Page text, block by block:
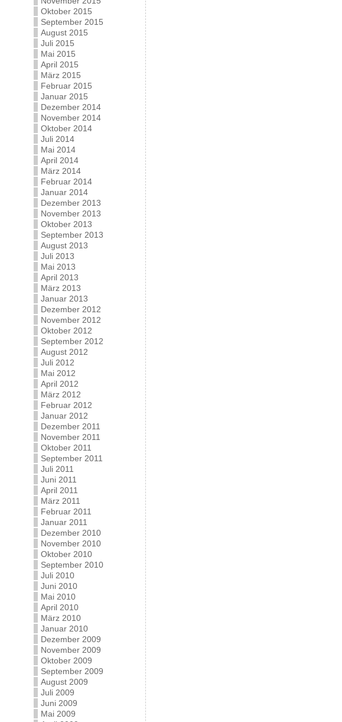
Oktober 2015
September 2015
August 2015
Juli 2015
Mai 2015
April 2015
März 2015
Februar 2015
Januar 2015
Dezember 2014
November 2014
Oktober 2014
Juli 2014
Mai 2014
April 2014
März 2014
Februar 2014
Januar 2014
Dezember 2013
November 2013
Oktober 2013
September 2013
August 2013
Juli 2013
Mai 2013
April 2013
März 2013
Januar 2013
Dezember 2012
November 2012
Oktober 2012
September 2012
August 2012
Juli 2012
Mai 2012
April 2012
März 2012
Februar 2012
Januar 2012
Dezember 2011
November 2011
Oktober 2011
September 2011
Juli 2011
Juni 2011
April 2011
März 2011
Februar 2011
Januar 2011
Dezember 2010
November 2010
Oktober 2010
September 2010
Juli 2010
Juni 2010
Mai 2010
April 2010
März 2010
Januar 2010
Dezember 2009
November 2009
Oktober 2009
September 2009
August 2009
Juli 2009
Juni 2009
Mai 2009